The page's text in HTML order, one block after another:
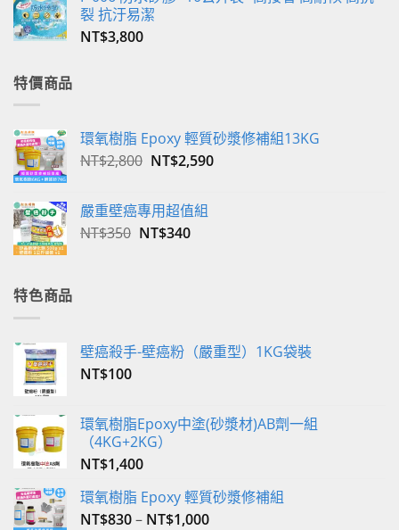
裂 抗汙易潔
NT$3,800
特價商品
環氧樹脂 Epoxy 輕質砂漿修補組13KG
NT$2,800 原
格：
NT$2,800。
NT$2,590目
嚴重壁癌專用超值組
NT$350 原
NT$340目
特色商品
壁癌殺手-壁癌粉（嚴重型）1KG袋裝
NT$100
環氧樹脂Epoxy中塗(砂漿材)AB劑一組
（4KG+2KG）
NT$1,400
環氧樹脂 Epoxy 輕質砂漿修補組
NT$830– NT$1,000